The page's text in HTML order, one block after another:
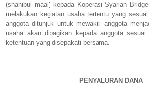
(shahibul maal) kepada Koperasi Syariah
melakukan kegiatan usaha tertentu yang
anggota ditunjuk untuk mewakili anggota
usaha akan dibagikan kepada anggota sesuai
ketentuan yang disepakati bersama.
PENYALURAN DANA